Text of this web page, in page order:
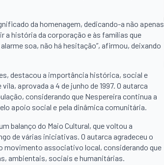
da homenagem, dedicando-a não apenas
a história da corporação e às famílias que
soa, não há hesitação”, afirmou, deixando
destacou a importância histórica, social e
aprovada a 4 de junho de 1997. O autarca
considerando que Nespereira continua a
apoio social e pela dinâmica comunitária.
balanço do Maio Cultural, que voltou a
de várias iniciativas. O autarca agradeceu o
movimento associativo local, considerando que
ambientais, sociais e humanitárias.